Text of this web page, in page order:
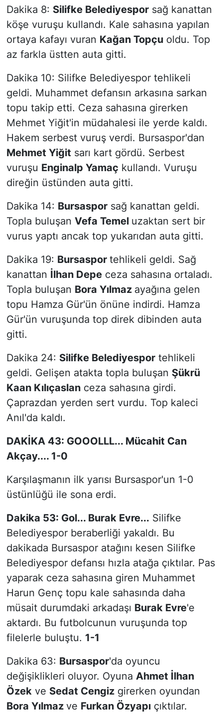
Dakika 8: Silifke Belediyesporsağ kanattan
köşe vuruşu kullandı. Kale sahasına yapılan
ortaya kafayı vuran Kağan Topçuoldu. Top
az farkla üstten auta gitti.
Dakika 10: Silifke Belediyespor tehlikeli
geldi. Muhammet defansın arkasına sarkan
topu takip etti. Ceza sahasına girerken
Mehmet Yiğit'in müdahalesi ile yerde kaldı.
Hakem serbest vuruş verdi. Bursaspor'dan
Mehmet Yiğit sarı kart gördü. Serbest
vuruşu Enginalp Yamaç kullandı. Vuruşu
direğin üstünden auta gitti.
Dakika 14: Bursasporsağ kanattan geldi.
Topla buluşan Vefa Temel uzaktan sert bir
vurus yaptı ancak top yukarıdan auta gitti.
Dakika 19: Bursaspor tehlikeli geldi. Sağ
kanattan İlhan Depeceza sahasına ortaladı.
Topla buluşan Bora Yılmaz ayağına gelen
topu Hamza Gür'ün önüne indirdi. Hamza
Gür'ün vuruşunda top direk dibinden auta
gitti.
Dakika 24: Silifke Belediyesportehlikeli
geldi. Gelişen atakta topla buluşan Şükrü
Kaan Kılıçaslanceza sahasına girdi.
Çaprazdan yerden sert vurdu. Top kaleci
Anıl'da kaldı.
DAKİKA 43: GOOOLLL... Mücahit Can
Akçay.... 1-0
Karşılaşmanın ilk yarısı Bursaspor'un 1-0
üstünlüğü ile sona erdi.
Dakika 53: Gol... Burak Evre... Silifke
Belediyespor beraberliği yakaldı. Bu
dakikada Bursaspor atağını kesen Silifke
Belediyespor defansı hızla atağa çıktılar. Pas
yaparak ceza sahasına giren Muhammet
Harun Genç topu kale sahasında daha
müsait durumdaki arkadaşı Burak Evre'e
aktardı. Bu futbolcunun vuruşunda top
filelerle buluştu. 1-1
Dakika 63: Bursaspor'da oyuncu
değişiklikleri oluyor. Oyuna Ahmet İlhan
Özek ve Sedat Cengizgirerken oyundan
Bora Yılmaz ve Furkan Özyapıçıktılar.